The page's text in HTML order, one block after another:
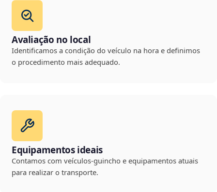
Avaliação no local
Identificamos a condição do veículo na hora e definimos
o procedimento mais adequado.
Equipamentos ideais
Contamos com veículos-guincho e equipamentos atuais
para realizar o transporte.